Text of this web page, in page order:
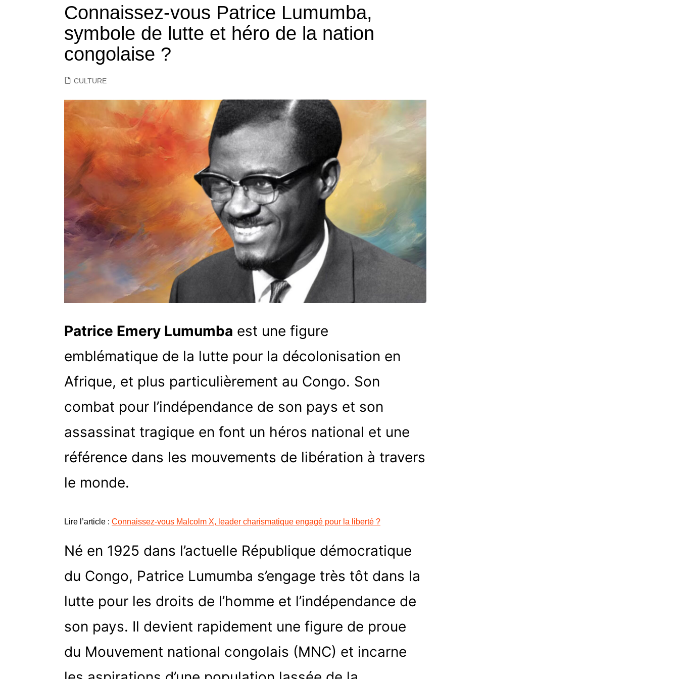
MONDE
CULTURE
Connaissez-vous Patrice Lumumba,
symbole de lutte et héro de la nation
congolaise ?
CULTURE
Patrice Emery Lumumba est une figure
emblématique de la lutte pour la décolonisation en
Afrique, et plus particulièrement au Congo. Son
combat pour l’indépendance de son pays et son
assassinat tragique en font un héros national et une
référence dans les mouvements de libération à travers
le monde.
Lire l’article : Connaissez-vous Malcolm X, leader charismatique engagé pour la liberté ?
Né en 1925 dans l’actuelle République démocratique
du Congo, Patrice Lumumba s’engage très tôt dans la
lutte pour les droits de l’homme et l’indépendance de
son pays. Il devient rapidement une figure de proue
du Mouvement national congolais (MNC) et incarne